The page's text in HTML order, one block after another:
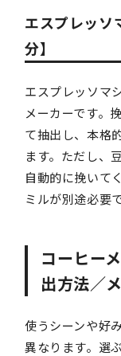
エスプレッソ
分】
エスプレッソマ
メーカーです。
て抽出し、本格
ます。ただし、
自動的に挽いて
ミルが別途必要で
コーヒー
出方法／
使うシーンや好
異なります。選